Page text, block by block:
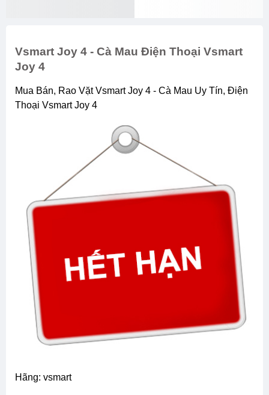
Vsmart Joy 4 - Cà Mau Điện Thoại Vsmart
Joy 4
Mua Bán, Rao Vặt Vsmart Joy 4 - Cà Mau Uy Tín, Điện
Thoại Vsmart Joy 4
hãng: vsmart